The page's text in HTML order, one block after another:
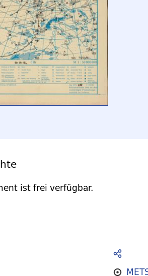
ist frei verfügbar.